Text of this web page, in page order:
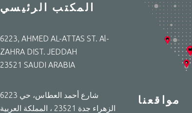
المكتب الرئيسي
6223, AHMED AL-ATTAS ST. Al-
ZAHRA DIST. JEDDAH
23521 SAUDI ARABIA
6223 شارع أحمد العطاس، حي
الزهراء جدة 23521 ، المملكة العربية
مواقعنا